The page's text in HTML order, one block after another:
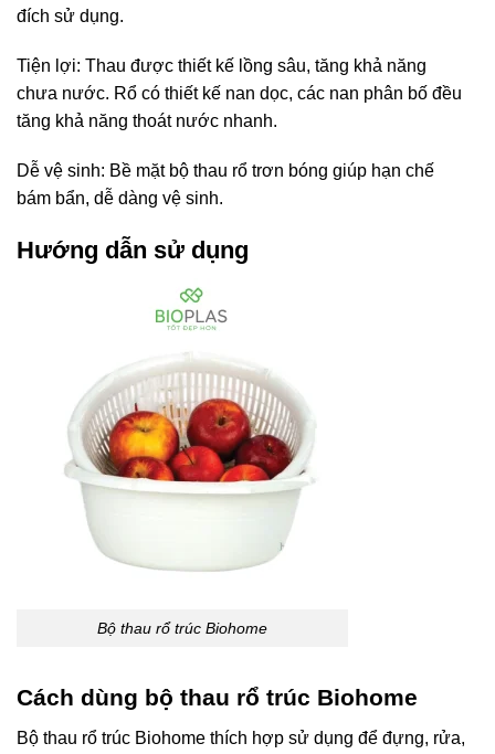
đích sử dụng.
Tiện lợi: Thau được thiết kế lồng sâu, tăng khả năng
chưa nước. Rổ có thiết kế nan dọc, các nan phân bố đều
tăng khả năng thoát nước nhanh.
Dễ vệ sinh: Bề mặt bộ thau rổ trơn bóng giúp hạn chế
bám bẩn, dễ dàng vệ sinh.
Hướng dẫn sử dụng
Bộ thau rổ trúc Biohome
Cách dùng bộ thau rổ trúc Biohome
Bộ thau rổ trúc Biohome thích hợp sử dụng để đựng, rửa,